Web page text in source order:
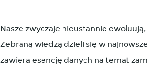
Nasze zwyczaje nieustannie
Zebraną wiedzą dzieli się w
zawiera esencję danych na temat